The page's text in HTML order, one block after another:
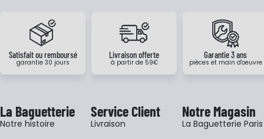
Satisfait ou remboursé
garantie 30 jours
Livraison offerte
à partir de 59€
Garantie 3 ans
pièces et main d'oeuvre
La Baguetterie
Notre histoire
Service Client
Livraison
Notre Magasin
La Baguetterie Paris